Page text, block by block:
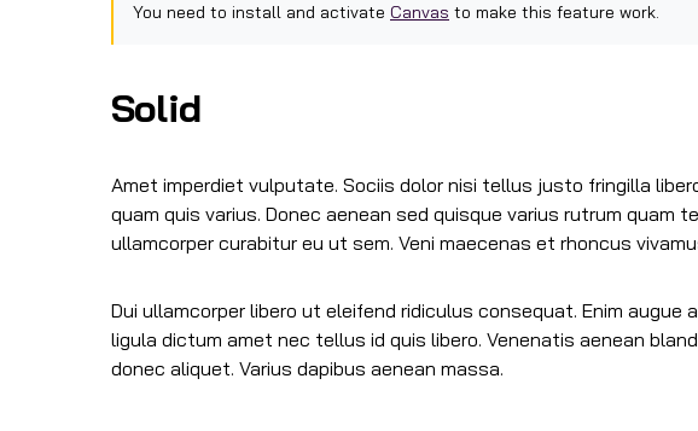
You need to install and activate Canvas to make this feature work.
Solid
Amet imperdiet vulputate. Sociis dolor nisi tellus justo fringilla
quam quis varius. Donec aenean sed quisque varius rutrum quam
ullamcorper curabitur eu ut sem. Veni maecenas et rhoncus
Dui ullamcorper libero ut eleifend ridiculus consequat. Enim augue
ligula dictum amet nec tellus id quis libero. Venenatis aenean
donec aliquet. Varius dapibus aenean massa.